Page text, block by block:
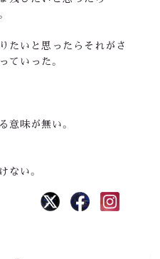
たいと思ったらそれがさ
ていった。
意味が無い。
ない。